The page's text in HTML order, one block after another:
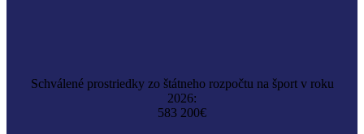
Schválené prostriedky zo štátneho rozpočtu na šport v roku
2026:
583 200€